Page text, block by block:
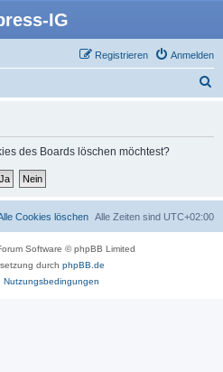
IG
Anmelden
Registrieren
des Boards löschen möchtest?
Alle Zeiten sind UTC+02:00
Cookies löschen
Software © phpBB Limited
durch phpBB.de
Nutzungsbedingungen